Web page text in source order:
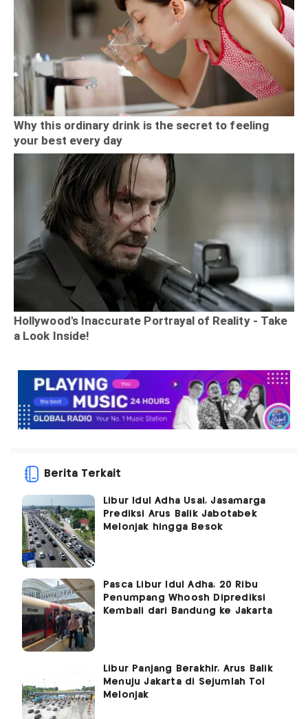
Berita Terkait
Libur Idul Adha Usai, Jasamarga
Prediksi Arus Balik Jabotabek
Melonjak hingga Besok
Pasca Libur Idul Adha, 20 Ribu
Penumpang Whoosh Diprediksi
Kembali dari Bandung ke Jakarta
Libur Panjang Berakhir, Arus Balik
Menuju Jakarta di Sejumlah Tol
Melonjak